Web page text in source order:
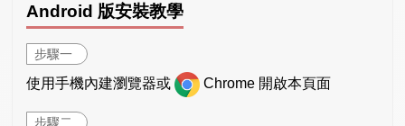
Android 版安裝教學
步驟一
使用手機內建瀏覽器或 Chrome 開啟本頁面
步驟二